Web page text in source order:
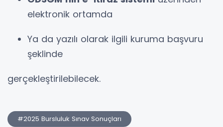
elektronik ortamda
Ya da yazılı olarak ilgili kuruma başvuru
şeklinde
gerçekleştirilebilecek.
#2025 Bursluluk Sınav Sonuçları